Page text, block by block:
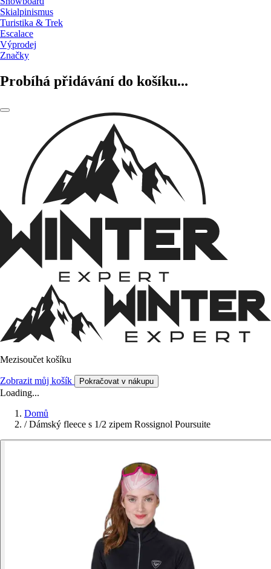
Skialpinismus
Turistika & Trek
Escalace
Výprodej
Značky
Probíhá přidávání do košíku...
Mezisoučet košíku
Zobrazit můj košík Pokračovat v nákupu
Loading...
Domů
/ Dámský fleece s 1/2 zipem Rossignol Poursuite